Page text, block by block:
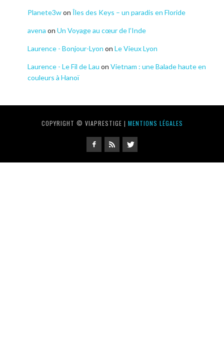
Planete3won Îles des Keys – un paradis en Floride
avena on Un Voyage au cœur de l’Inde
Laurence - Bonjour-Lyon on Le Vieux Lyon
Laurence - Le Fil de Lau on Vietnam : une Balade haute en
couleurs à Hanoï
COPYRIGHT © VIAPRESTIGE | MENTIONS LÉGALES